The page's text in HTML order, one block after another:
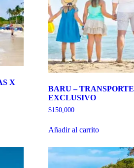
X
BARU – TRANSPORTE
EXCLUSIVO
$150,000
Añadir al carrito